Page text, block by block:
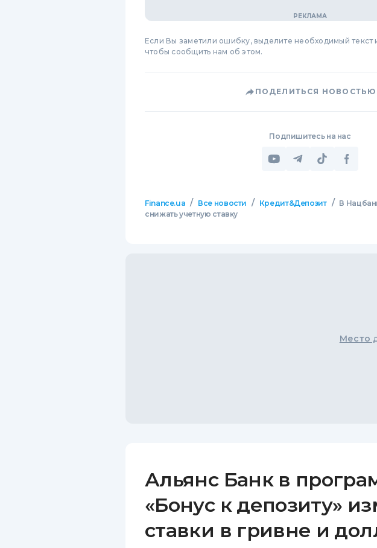
Если Вы заметили ошибку, выделите необходимый текст
чтобы сообщить нам об этом.
ПОДЕЛИТЬСЯ НОВОСТЬЮ
Подпишитесь на нас
Finance.ua / Все новости / Кредит&Депозит / В
снижать учетную ставку
Место
Альянс Банк в
«Бонус к депозиту»
ставки в гривне и